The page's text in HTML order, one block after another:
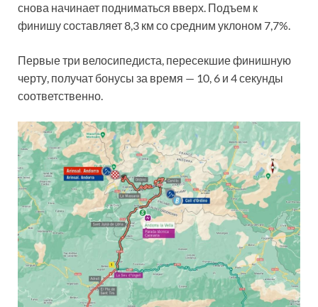
снова начинает подниматься вверх. Подъем к
финишу составляет 8,3 км со средним уклоном 7,7%.
Первые три велосипедиста, пересекшие финишную
черту, получат бонусы за время — 10, 6 и 4 секунды
соответственно.